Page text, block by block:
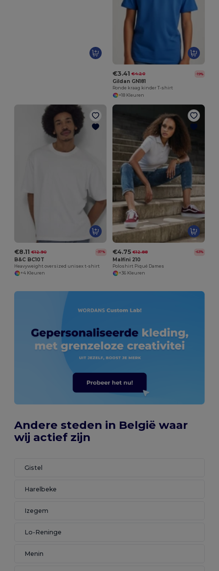
€3.41 €4.20 -19%
Gildan GN181
Ronde kraag kinder T-shirt
+18 Kleuren
€8.11 €12.90 -37%
B&C BC10T
Heavyweight oversized unisex t-shirt
+4 Kleuren
€4.75 €12.88 -63%
Malfini 210
Poloshirt Piqué Dames
+36 Kleuren
Andere steden in België waar
wij actief zijn
Gistel
Harelbeke
Izegem
Lo-Reninge
Menin